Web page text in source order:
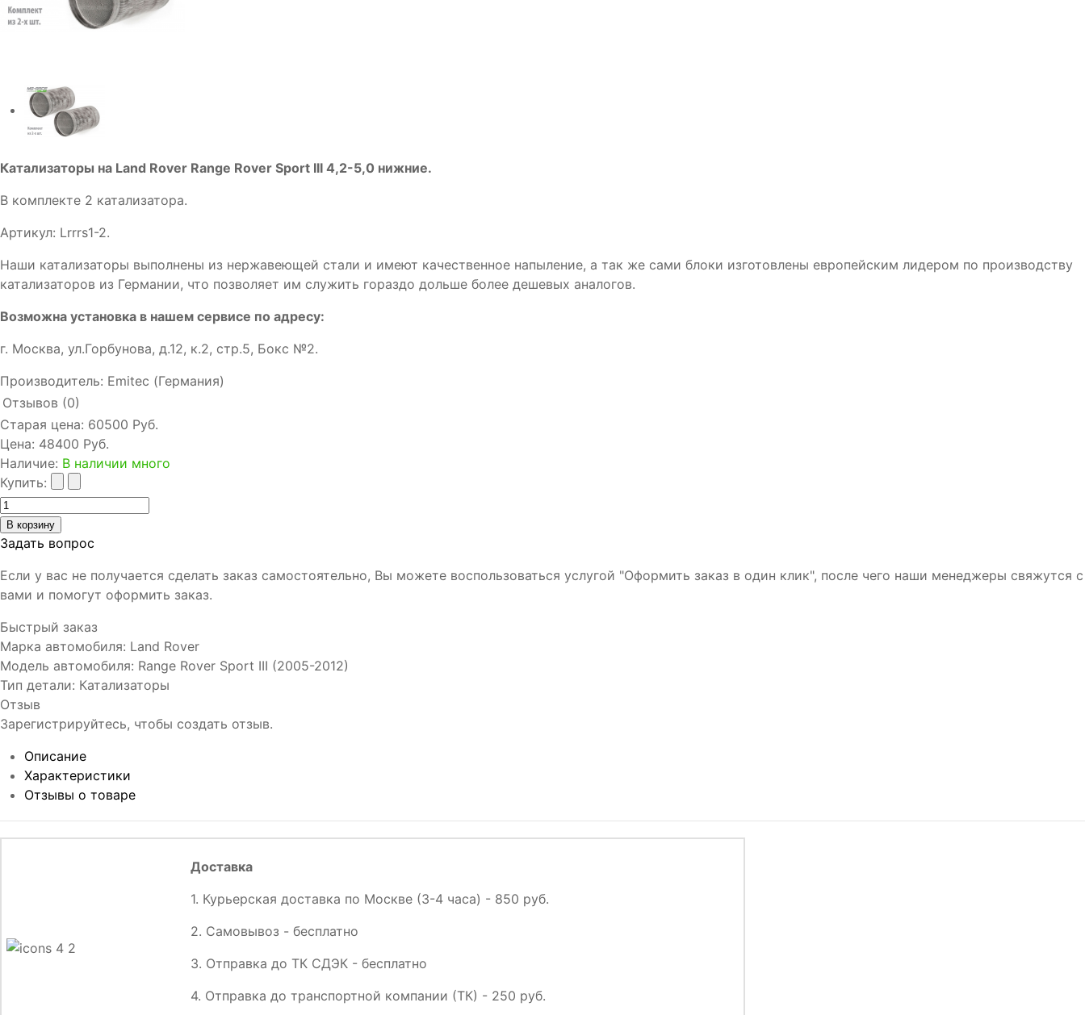
Катализаторы на Land Rover Range Rover Sport III 4,2-5,0 нижние.
В комплекте 2 катализатора.
Артикул: Lrrrs1-2.
Наши катализаторы выполнены из нержавеющей стали и имеют качественное напыление, а так же сами блоки изготовлены европейским лидером по производству
катализаторов из Германии, что позволяет им служить гораздо дольше более дешевых аналогов.
Возможна установка в нашем сервисе по адресу:
г. Москва, ул.Горбунова, д.12, к.2, стр.5, Бокс №2.
Производитель: Emitec (Германия)
Отзывов (0)
Старая цена: 60500 Руб.
Цена: 48400 Руб.
Наличие: В наличии много
Купить:
Задать вопрос
Если у вас не получается сделать заказ самостоятельно, Вы можете воспользоваться услугой "Оформить заказ в один клик", после чего наши менеджеры свяжутся с
вами и помогут оформить заказ.
Быстрый заказ
Марка автомобиля: Land Rover
Модель автомобиля: Range Rover Sport III (2005-2012)
Тип детали: Катализаторы
Отзыв
Зарегистрируйтесь, чтобы создать отзыв.
Описание
Характеристики
Отзывы о товаре
Доставка
1. Курьерская доставка по Москве (3-4 часа) - 850 руб.
2. Самовывоз - бесплатно
3. Отправка до ТК СДЭК - бесплатно
4. Отправка до транспортной компании (ТК) - 250 руб.